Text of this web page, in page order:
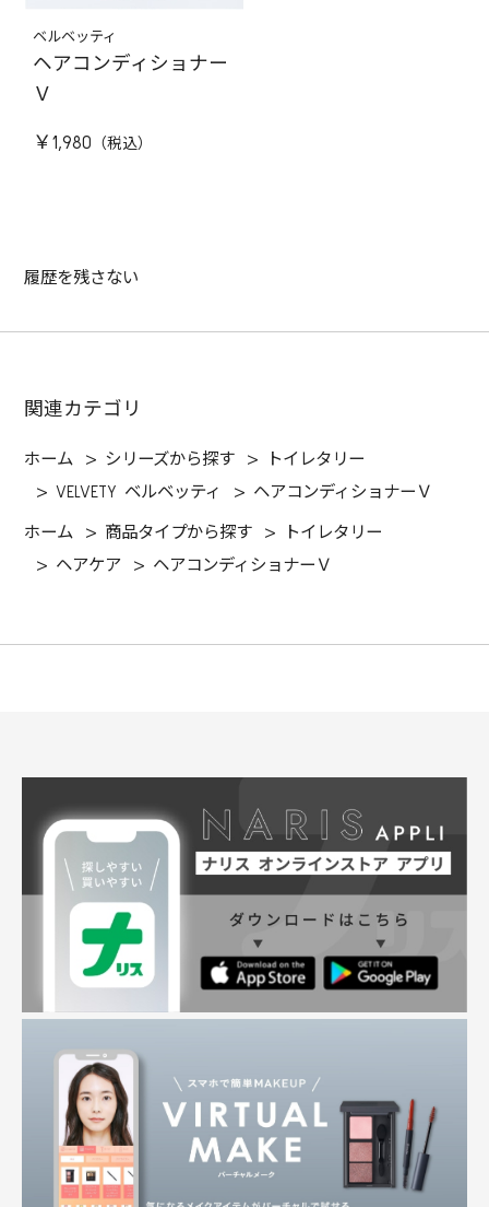
ベルベッティ
ヘアコンディショナー
Ｖ
￥1,980
履歴を残さない
関連カテゴリ
ホーム > シリーズから探す >
トイレタリー
>VELVETY ベルベッティ > ヘアコンディショナーＶ
ホーム > 商品タイプから探す >
トイレタリー
> ヘアケア > ヘアコンディショナーＶ